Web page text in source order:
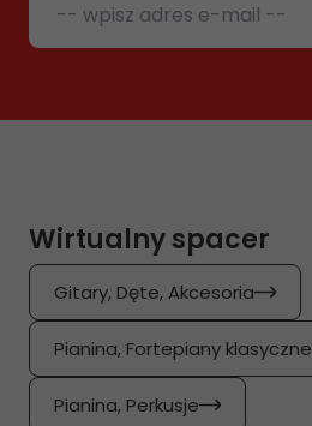
-- wpisz adres e-mail --
Wirtualny spacer
Gitary, Dęte, Akcesoria
Pianina, Fortepiany klasyczne
Pianina, Perkusje